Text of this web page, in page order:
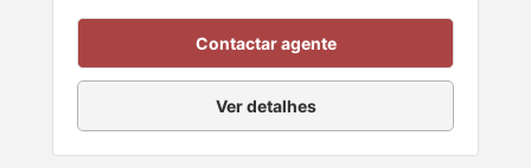
Contactar agente
Ver detalhes